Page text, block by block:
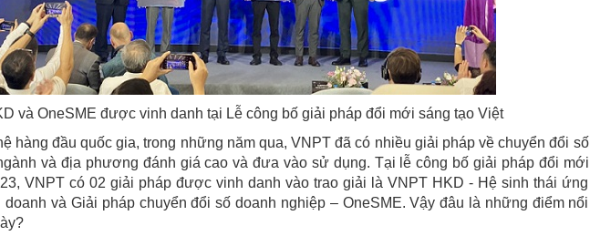
và OneSME được vinh danh tại Lễ công bố giải pháp đổi mới sáng tạo Việt
hàng đầu quốc gia, trong những năm qua, VNPT đã có nhiều giải pháp về chuyển đổi số
và địa phương đánh giá cao và đưa vào sử dụng. Tại lễ công bố giải pháp đổi mới
VNPT có 02 giải pháp được vinh danh vào trao giải là VNPT HKD - Hệ sinh thái ứng
và Giải pháp chuyển đổi số doanh nghiệp – OneSME. Vậy đâu là những điểm nổi